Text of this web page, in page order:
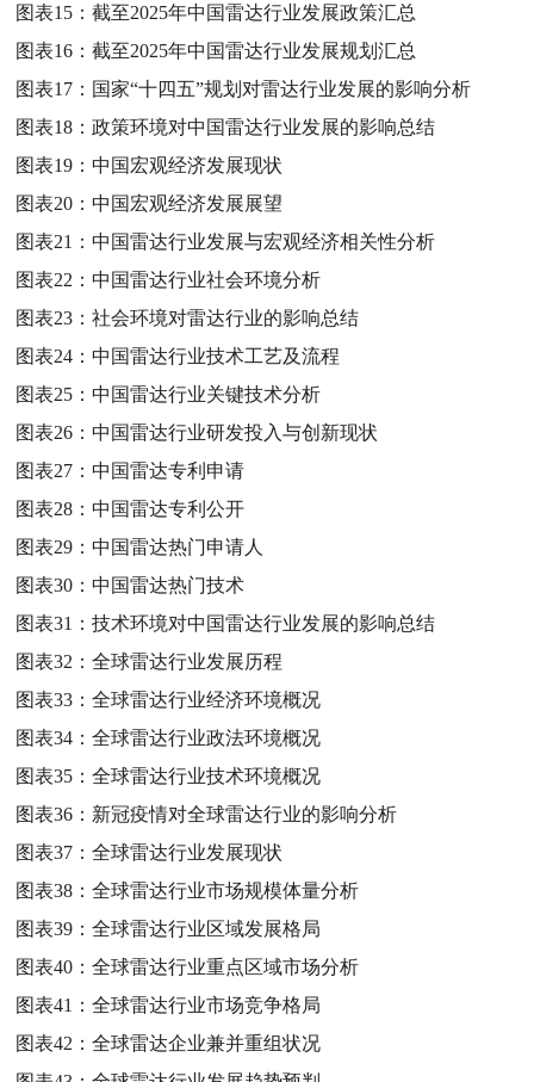
图表15：截至2025年中国雷达行业发展政策汇总
图表16：截至2025年中国雷达行业发展规划汇总
图表17： 国家“十四五”规划对雷达行业发展的影响分析
图表18：政策环境对中国雷达行业发展的影响总结
图表19：中国宏观经济发展现状
图表20：中国宏观经济发展展望
图表21：中国雷达行业发展与宏观经济相关性分析
图表22：中国雷达行业社会环境分析
图表23：社会环境对雷达行业的影响总结
图表24：中国雷达行业技术工艺及流程
图表25：中国雷达行业关键技术分析
图表26：中国雷达行业研发投入与创新现状
图表27：中国雷达专利申请
图表28：中国雷达专利公开
图表29：中国雷达热门申请人
图表30：中国雷达热门技术
图表31：技术环境对中国雷达行业发展的影响总结
图表32：全球雷达行业发展历程
图表33：全球雷达行业经济环境概况
图表34：全球雷达行业政法环境概况
图表35：全球雷达行业技术环境概况
图表36： 新冠疫情对全球雷达行业的影响分析
图表37：全球雷达行业发展现状
图表38：全球雷达行业市场规模体量分析
图表39：全球雷达行业区域发展格局
图表40：全球雷达行业重点区域市场分析
图表41：全球雷达行业市场竞争格局
图表42：全球雷达企业兼并重组状况